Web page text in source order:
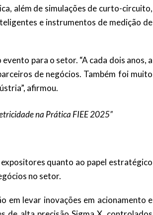
além de simulações de curto-circuito,
e instrumentos de medição de
para o setor. “A cada dois anos, a
de negócios. Também foi muito
afirmou.
na Prática FIEE 2025”
quanto ao papel estratégico
no setor.
em levar inovações em acionamento e